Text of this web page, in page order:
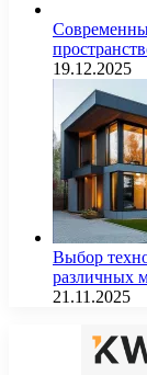
19.12.2025
Выбор
различных
21.11.2025